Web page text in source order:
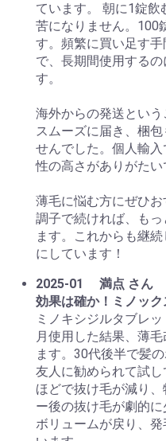
ています。 朝に1錠飲
苦になりません。100
す。頻繁に買い足す
で、長期間使用する
す。
海外からの発送という
スムーズに届き、梱
せんでした。個人輸
性の高さがありがたい
薄毛に悩む方にぜひ
調子で続ければ、も
ます。これからも継
にしています！
2025-01
満点 さん
効果は確か！ミノッ
ミノキシジルタブレ
月使用した結果、薄
ます。30代後半で髪
友人に勧められて試
ほどで抜け毛が減り
ー後の抜け毛が劇的
ボリュームが戻り、